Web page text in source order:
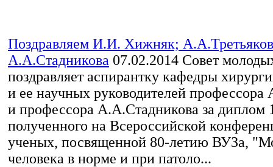
Поздравляем И.И. Хижняк;
А.А.Стадникова 07.02.2014 Совет
поздравляет аспирантку кафедры
и ее научных руководителей профессора
и профессора А.А.Стадникова за диплом
полученного на Всероссийской
ученых, посвященной 80-летию ВУЗа,
человека в норме и при патоло...